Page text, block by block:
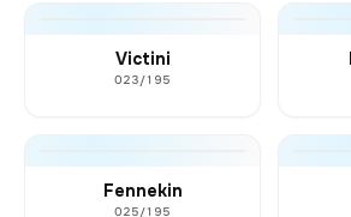
Victini
023/195
Fennekin
025/195